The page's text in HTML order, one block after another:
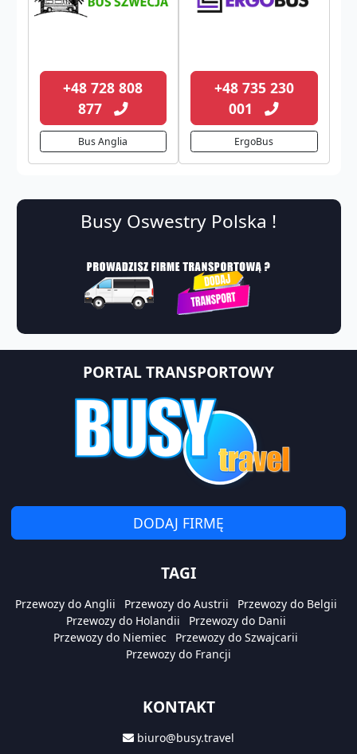
+48 728 808
877
Bus Anglia
+48 735 230
001
ErgoBus
Busy Oswestry Polska !
PORTAL TRANSPORTOWY
DODAJ FIRMĘ
TAGI
Przewozy do Anglii Przewozy do Austrii
Przewozy do Belgii
Przewozy do Holandii
Przewozy do Danii
Przewozy do Niemiec
Przewozy do Szwajcarii
Przewozy do Francji
KONTAKT
biuro@busy.travel